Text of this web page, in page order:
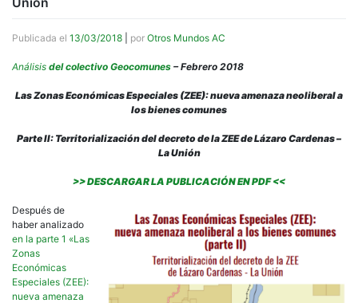
Publicada el 13/03/2018 por Otros Mundos AC
Análisis del colectivo Geocomunes – Febrero 2018
Las Zonas Económicas Especiales (ZEE): nueva amenaza neoliberal a
los bienes comunes
Parte II: Territorialización del decreto de la ZEE de Lázaro Cardenas –
La Unión
>> DESCARGAR LA PUBLICACIÓN EN PDF <<
Después de
haber analizado
en la parte 1 «Las
Zonas
Económicas
Especiales (ZEE):
nueva amenaza